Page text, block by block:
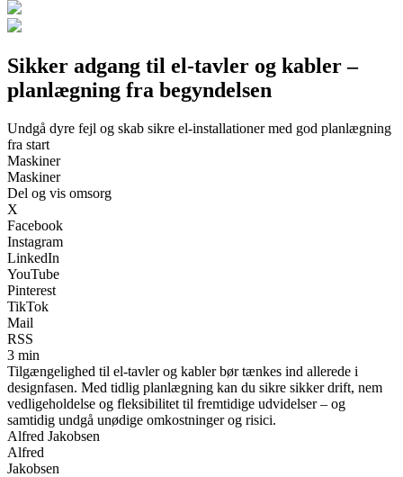
Sikker adgang til el-tavler og kabler –
planlægning fra begyndelsen
Undgå dyre fejl og skab sikre el-installationer med god planlægning
fra start
Maskiner
Maskiner
Del og vis omsorg
X
Facebook
Instagram
LinkedIn
YouTube
Pinterest
TikTok
Mail
RSS
3 min
Tilgængelighed til el-tavler og kabler bør tænkes ind allerede i
designfasen. Med tidlig planlægning kan du sikre sikker drift, nem
vedligeholdelse og fleksibilitet til fremtidige udvidelser – og
samtidig undgå unødige omkostninger og risici.
Alfred Jakobsen
Alfred
Jakobsen